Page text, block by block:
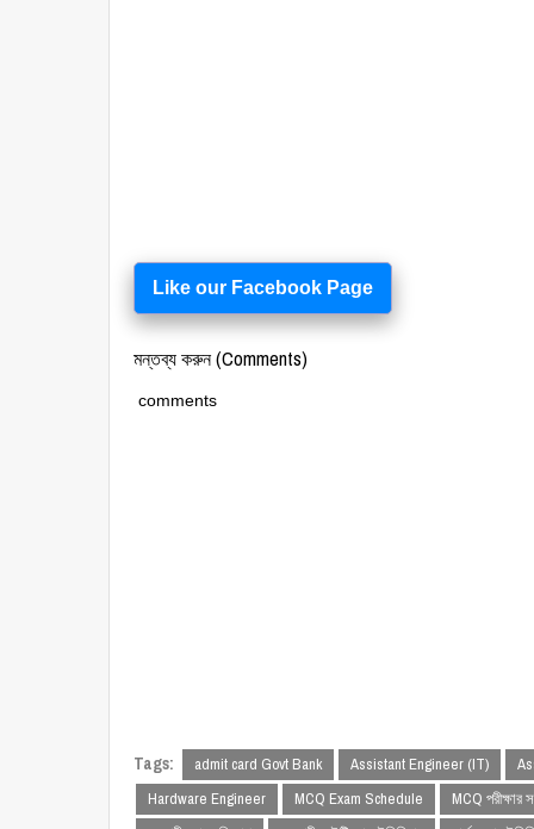
Like our Facebook Page
মন্তব্য করুন (Comments)
comments
Tags: admit card Govt Bank Assistant Engineer (IT)
Hardware Engineer
MCQ Exam Schedule MCQ পরীক্ষার